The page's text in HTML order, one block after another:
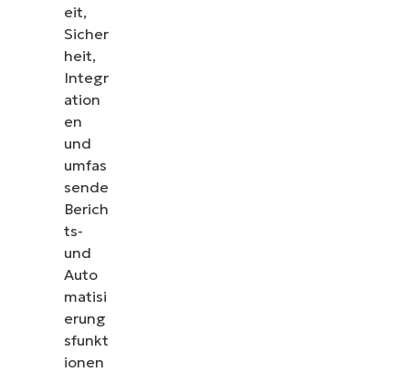
eit,
Sicher
heit,
Integr
ation
en
und
umfas
sende
Berich
ts-
und
Auto
matisi
erung
sfunkt
ionen